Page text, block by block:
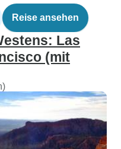
Reise ansehen
Las
(mit